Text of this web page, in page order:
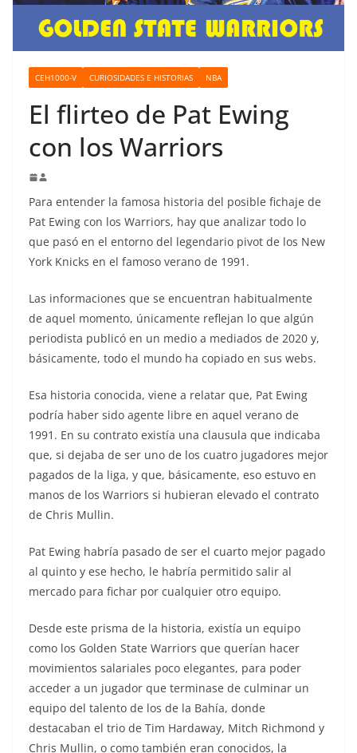
CEH1000-V CURIOSIDADES E HISTORIAS NBA
El flirteo de Pat Ewing
con los Warriors
Para entender la famosa historia del posible fichaje de
Pat Ewing con los Warriors, hay que analizar todo lo
que pasó en el entorno del legendario pivot de los New
York Knicks en el famoso verano de 1991.
Las informaciones que se encuentran habitualmente
de aquel momento, únicamente reflejan lo que algún
periodista publicó en un medio a mediados de 2020 y,
básicamente, todo el mundo ha copiado en sus webs.
Esa historia conocida, viene a relatar que, Pat Ewing
podría haber sido agente libre en aquel verano de
1991. En su contrato existía una clausula que indicaba
que, si dejaba de ser uno de los cuatro jugadores mejor
pagados de la liga, y que, básicamente, eso estuvo en
manos de los Warriors si hubieran elevado el contrato
de Chris Mullin.
Pat Ewing habría pasado de ser el cuarto mejor pagado
al quinto y ese hecho, le habría permitido salir al
mercado para fichar por cualquier otro equipo.
Desde este prisma de la historia, existía un equipo
como los Golden State Warriors que querían hacer
movimientos salariales poco elegantes, para poder
acceder a un jugador que terminase de culminar un
equipo del talento de los de la Bahía, donde
destacaban el trio de Tim Hardaway, Mitch Richmond y
Chris Mullin, o como también eran conocidos, la